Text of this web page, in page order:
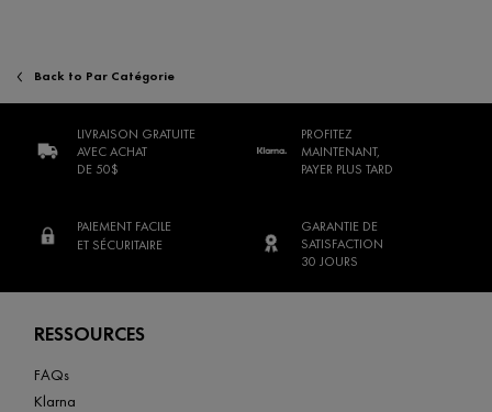
Back to Par Catégorie
LIVRAISON GRATUITE
AVEC ACHAT
DE 50$
PROFITEZ
MAINTENANT,
PAYER PLUS TARD
PAIEMENT FACILE
ET SÉCURITAIRE
GARANTIE DE
SATISFACTION
30 JOURS
RESSOURCES
FAQs
Klarna